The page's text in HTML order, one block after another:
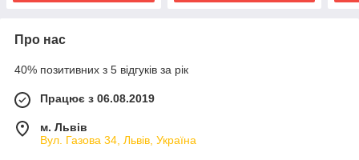
Про нас
40% позитивних з 5 відгуків за рік
Працює з 06.08.2019
м. Львів
Вул. Газова 34, Львів, Україна